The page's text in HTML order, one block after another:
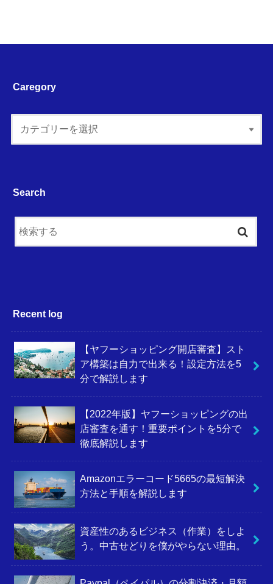
Caregory
Search
Recent log
【ヤフーショッピング開店審査】スト
ア構築は自力で出来る！設定方法を5
分で解説します
【2022年版】ヤフーショッピングの出
店審査を通す！重要ポイントを5分で
徹底解説します
Amazonエラーコード5665の最短解決
方法と手順を解説します
資産性のあるビジネス（作業）をしよ
う。中古せどりを僕がやらない理由。